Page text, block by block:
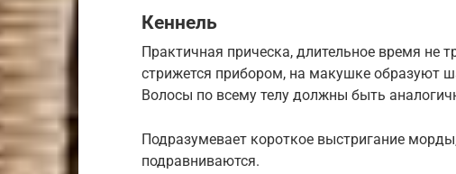
Кеннель
Практичная прическа, длительное время не
стрижется прибором, на макушке образуют
Волосы по всему телу должны быть
Подразумевает короткое выстригание
подравниваются.